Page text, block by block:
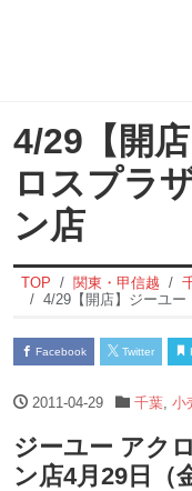
4/29【開
ロスプラ
ン店
TOP 関東・甲信越
4/29【開店】ジーユ
Facebook Twitter
2011-04-29 千葉, 小
ジーユー アク
ン店4月29日（